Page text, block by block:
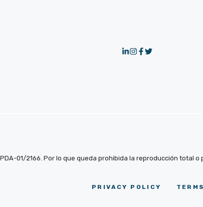
01/2166. Por lo que queda prohibida la reproducción total o
PRIVACY POLICY